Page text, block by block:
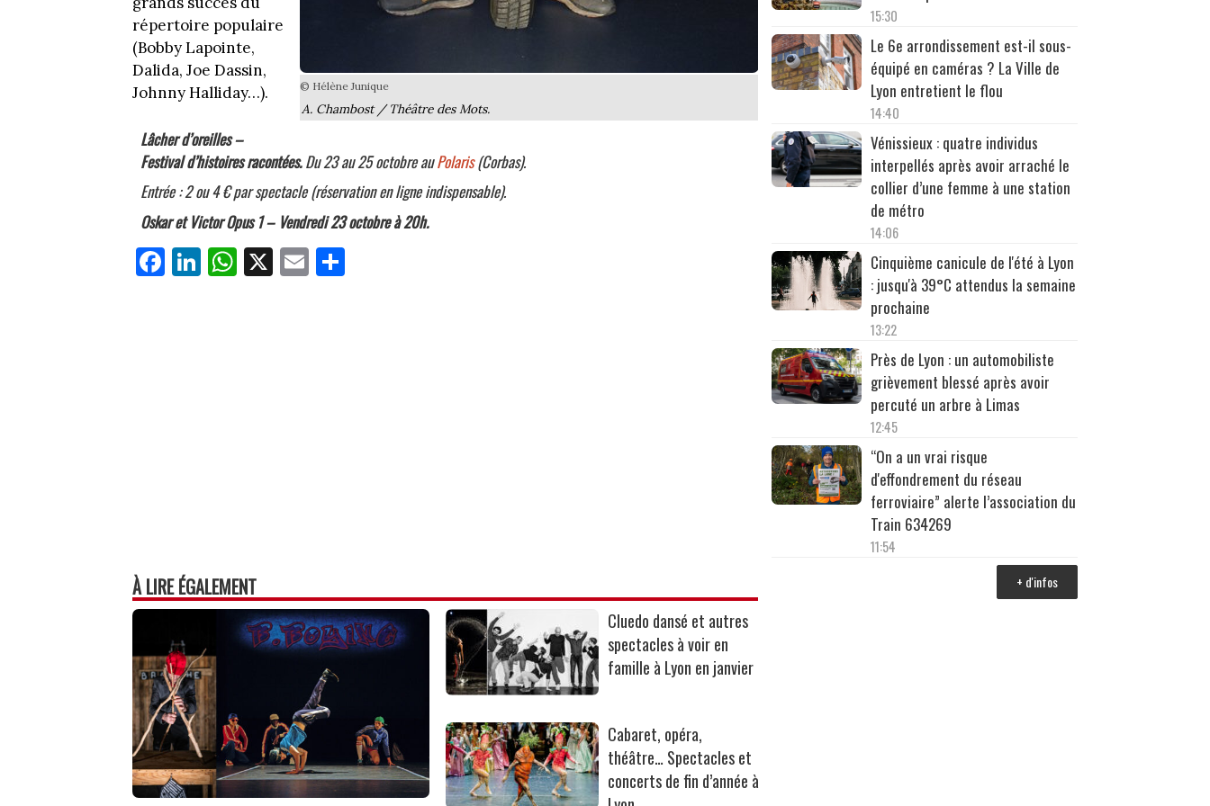
© Hélène Junique
A. Chambost / Théâtre des Mots.
répertoire populaire
(Bobby Lapointe,
Dalida, Joe Dassin,
Johnny Halliday…).
Lâcher d’oreilles –
Festival d’histoires racontées.Du 23 au 25 octobre auPolaris(Corbas).
Entrée : 2 ou 4 € par spectacle (réservation en ligne indispensable).
Oskar et Victor Opus 1 – Vendredi 23 octobre à 20h.
Fa
ce
Li
nk
W
ha
X E
m
À LIRE ÉGALEMENT
Cluedo dansé et autres
spectacles à voir en
famille à Lyon en janvier
Cabaret, opéra,
théâtre… Spectacles et
concerts de fin d’année à
15:30
Le 6e arrondissement est-il sous-
équipé en caméras ? La Ville de
Lyon entretient le flou
14:40
Vénissieux : quatre individus
interpellés après avoir arraché le
collier d’une femme à une station
de métro
14:06
Cinquième canicule de l'été à Lyon
: jusqu'à 39°C attendus la semaine
prochaine
13:22
Près de Lyon : un automobiliste
grièvement blessé après avoir
percuté un arbre à Limas
12:45
“On a un vrai risque
d'effondrement du réseau
ferroviaire” alerte l’association du
Train 634269
11:54
+ d'infos